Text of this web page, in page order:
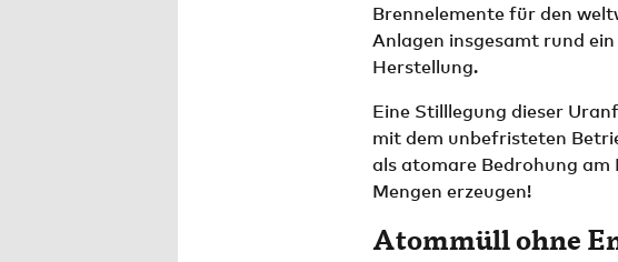
Brennelemente für den
Anlagen insgesamt rund
Herstellung.
Eine Stilllegung dieser
mit dem unbefristeten
als atomare Bedrohung
Mengen erzeugen!
Atommüll ohne